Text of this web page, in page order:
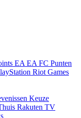
EA EA FC Punten
Riot Games
Keuze
Rakuten TV